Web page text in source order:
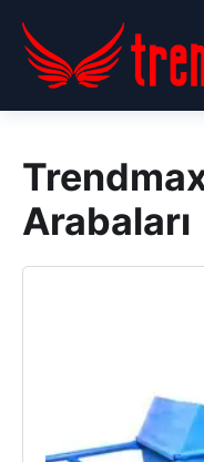
Anasayfa
Hakkımızda
Belgelerimiz
Arabaları